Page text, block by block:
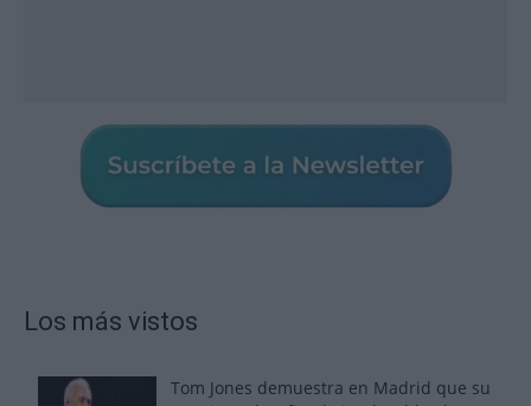
Los más vistos
Tom Jones demuestra en Madrid que su